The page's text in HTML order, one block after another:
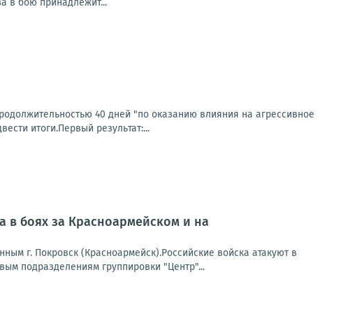
в бою принадлежит...
40 дней "по оказанию влияния на агрессивное
итоги.Первый результат:...
в боях за Красноармейском и на
г. Покровск (Красноармейск).Российские войска атакуют в
подразделениям группировки "Центр"...